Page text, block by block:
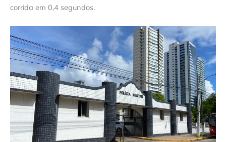
corrida em 0,4 segundos.